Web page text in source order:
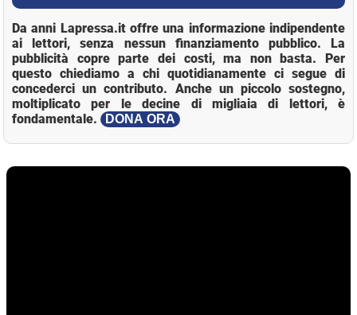
Da anni Lapressa.it offre una informazione indipendente
ai lettori, senza nessun finanziamento pubblico. La
pubblicità copre parte dei costi, ma non basta. Per
questo chiediamo a chi quotidianamente ci segue di
concederci un contributo. Anche un piccolo sostegno,
moltiplicato per le decine di migliaia di lettori, è
fondamentale.
DONA ORA